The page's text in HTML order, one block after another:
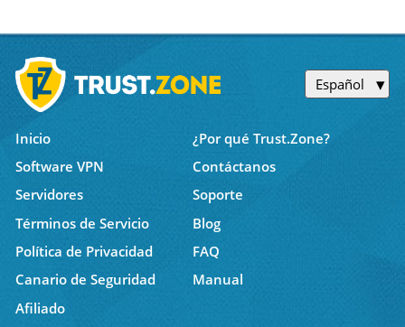
Español
Inicio
¿Por qué Trust.Zone?
Software VPN
Contáctanos
Servidores
Soporte
Términos de Servicio
Blog
Política de Privacidad
FAQ
Canario de Seguridad
Manual
Afiliado